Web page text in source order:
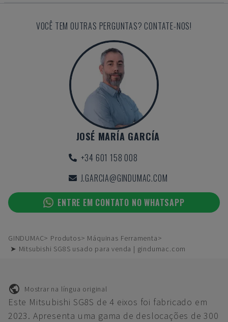
VOCÊ TEM OUTRAS PERGUNTAS? CONTATE-NOS!
JOSÉ MARÍA GARCÍA
+34 601 158 008
J.GARCIA@GINDUMAC.COM
ENTRE EM CONTATO NO WHATSAPP
GINDUMAC Produtos
Máquinas Ferramenta
➤ Mitsubishi SG8S usado para venda | gindumac.com
Mostrar na língua original
Este Mitsubishi SG8S de 4 eixos foi fabricado em
2023. Apresenta uma gama de deslocações de 300